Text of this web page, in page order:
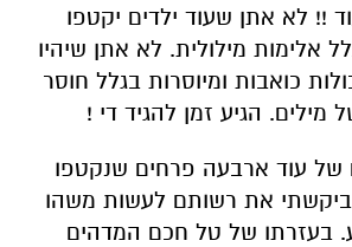
!! לא אתן שעוד ילדים יקטפו
אלימות מילולית. לא אתן שיהיו
כואבות ומיוסרות בגלל חוסר
מילים. הגיע זמן להגיד די !
של עוד ארבעה פרחים שנקטפו
את רשותם לעשות משהו
בעזרתו של טל חכם המדהים